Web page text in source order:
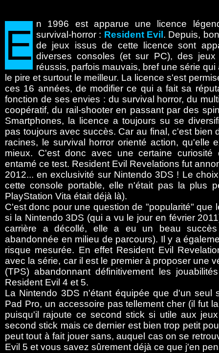
E n 1996 est apparue une licence
survival-horror : Resident Evil . Depuis,
de jeux issus de cette licence sont
diverses consoles (et sur PC), des jeux
réussis, parfois mauvais, bref une série qui
le pire et surtout le meilleur. La licence s'est
ces 16 années, de modifier ce qui a fait sa
fonction de ses envies : du survival horror, du
coopératif, du rail-shooter en passant par des
Smartphones, la licence a toujours su se
pas toujours avec succès. Car au final, c'est bien
racines, le survival horror orienté action, qu'elle
mieux. C'est donc avec une certaine curiosité
entamé ce test. Resident Evil Revelations fut
2012... en exclusivité sur Nintendo 3DS ! Le
cette console portable, elle n'était pas la plus
PlayStation Vita était déjà là).
C'est donc pour une question de "popularité"
si la Nintendo 3DS (qui a vu le jour en février
carrière a décollé, elle a eu un beau succès
abandonnée en milieu de parcours). Il y a
risque mesurée. En effet Resident Evil
avec la série, car il est le premier à proposer une
(TPS) abandonnant définitivement les
Resident Evil 4 et 5.
La Nintendo 3DS n'étant équipée que d'un seul
Pad Pro, un accessoire pas tellement cher (il fut
puisqu'il rajoute ce second stick si utile aux
second stick mais ce dernier est bien trop petit
peut tout à fait jouer sans, auquel cas on se
Evil 5 et vous savez sûrement déjà ce que j'en